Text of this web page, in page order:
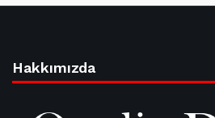
Hakkımızda